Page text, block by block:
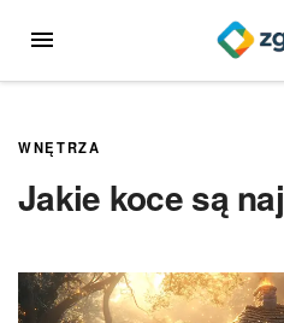
MENU
WNĘTRZA
Jakie koce są